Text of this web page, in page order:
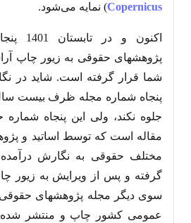
Copernicus) نمایه می‌شود.
اکنون
پژوهشهای حقوقی به زیور چاپ
شما قرار گرفته است. شاید در
پنجاه شماره مجله ظرف بیست
جلوه نکند، ولی این پنجاه
مقاله است که توسط اساتید و
مختلف حقوقی به نگارش درآمده،
گرفته و پس از ویرایش به زیور
سوی دیگر مجله پژوهشهای حقوقی
عمومی کشور چاپ و منتشر شده